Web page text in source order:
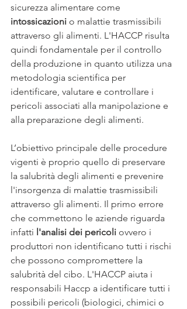
sicurezza alimentare come
intossicazioni o malattie trasmissibili
attraverso gli alimenti. L'HACCP risulta
quindi fondamentale per il controllo
della produzione in quanto utilizza una
metodologia scientifica per
identificare, valutare e controllare i
pericoli associati alla manipolazione e
alla preparazione degli alimenti.
L’obiettivo principale delle procedure
vigenti è proprio quello di preservare
la salubrità degli alimenti e prevenire
l'insorgenza di malattie trasmissibili
attraverso gli alimenti. Il primo errore
che commettono le aziende riguarda
infatti l'analisi dei pericoli ovvero i
produttori non identificano tutti i rischi
che possono compromettere la
salubrità del cibo. L'HACCP aiuta i
responsabili Haccp a identificare tutti i
possibili pericoli (biologici, chimici o